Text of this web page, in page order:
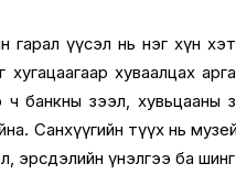
гарал үүсэл нь нэг хүн хэт
хугацаагаар хуваалцах
ч банкны зээл,
байна. Санхүүгийн түүх нь
эрсдэлийн үнэлгээ ба